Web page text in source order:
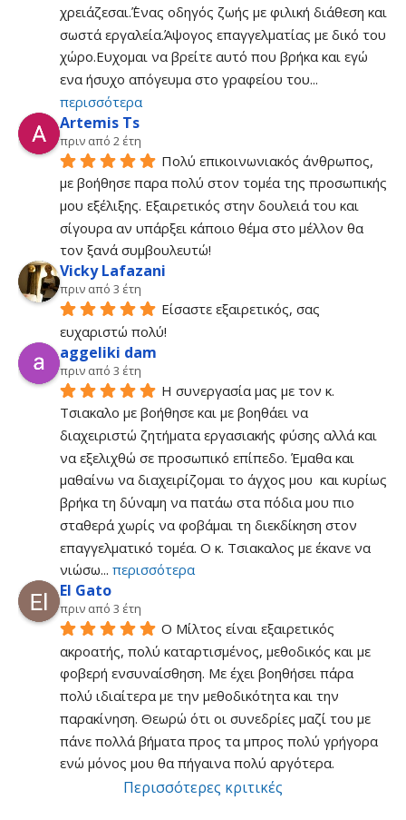
χρειάζεσαι.΄Ένας οδηγός ζωής με φιλική διάθεση και
σωστά εργαλεία.Άψογος επαγγελματίας με δικό του
χώρο.Ευχομαι να βρείτε αυτό που βρήκα και εγώ
ενα ήσυχο απόγευμα στο γραφείου του
περισσότερα
Artemis Ts
πριν από 2 έτη
Πολύ επικοινωνιακός άνθρωπος,
με βοήθησε παρα πολύ στον τομέα της προσωπικής
μου εξέλιξης. Εξαιρετικός στην δουλειά του και
σίγουρα αν υπάρξει κάποιο θέμα στο μέλλον θα
τον ξανά συμβουλευτώ!
Vicky Lafazani
πριν από 3 έτη
Είσαστε εξαιρετικός, σας
ευχαριστώ πολύ!
aggeliki dam
πριν από 3 έτη
Η συνεργασία μας με τον κ.
Τσιακαλο με βοήθησε και με βοηθάει να
διαχειριστώ ζητήματα εργασιακής φύσης αλλά και
να εξελιχθώ σε προσωπικό επίπεδο. Έμαθα και
μαθαίνω να διαχειρίζομαι το άγχος μου  και κυρίως
βρήκα τη δύναμη να πατάω στα πόδια μου πιο
σταθερά χωρίς να φοβάμαι τη διεκδίκηση στον
επαγγελματικό τομέα. Ο κ. Τσιακαλος με έκανε να
νιώσω... περισσότερα
El Gato
πριν από 3 έτη
O Μίλτος είναι εξαιρετικός
ακροατής, πολύ καταρτισμένος, μεθοδικός και με
φοβερή ενσυναίσθηση. Με έχει βοηθήσει πάρα
πολύ ιδιαίτερα με την μεθοδικότητα και την
παρακίνηση. Θεωρώ ότι οι συνεδρίες μαζί του με
πάνε πολλά βήματα προς τα μπρος πολύ γρήγορα
ενώ μόνος μου θα πήγαινα πολύ αργότερα.
Περισσότερες κριτικές